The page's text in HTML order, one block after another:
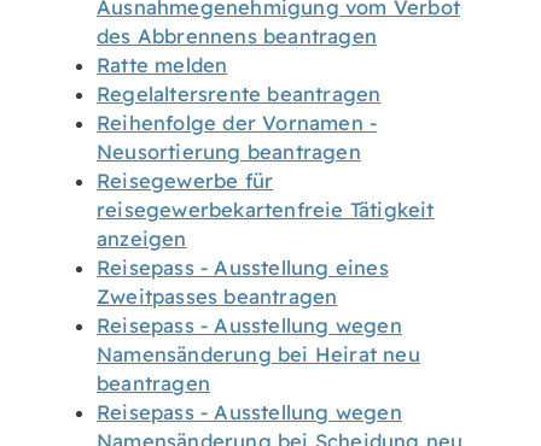
Ausnahmegenehmigung vom Verbot
des Abbrennens beantragen
Ratte melden
Regelaltersrente beantragen
Reihenfolge der Vornamen -
Neusortierung beantragen
Reisegewerbe für
reisegewerbekartenfreie Tätigkeit
anzeigen
Reisepass - Ausstellung eines
Zweitpasses beantragen
Reisepass - Ausstellung wegen
Namensänderung bei Heirat neu
beantragen
Reisepass - Ausstellung wegen